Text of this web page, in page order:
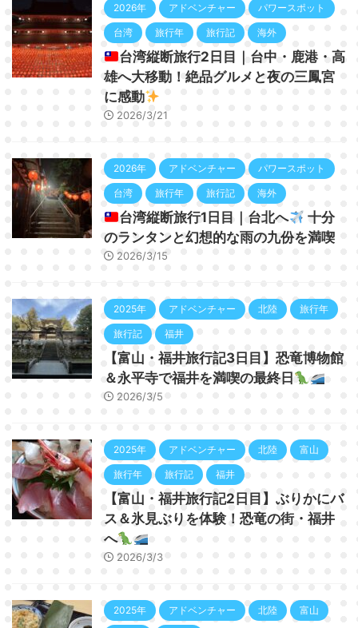
2026年 アドベンチャー パワースポット
台湾 旅行年 旅行記 海外
台湾縦断旅行2日目｜台中・鹿港・高
雄へ大移動！絶品グルメと夜の三鳳宮
に感動
2026/3/21
2026年 アドベンチャー パワースポット
台湾 旅行年 旅行記 海外
台湾縦断旅行1日目｜台北へ
十分
のランタンと幻想的な雨の九份を満喫
2026/3/15
2025年 アドベンチャー 北陸 旅行年
旅行記 福井
【富山・福井旅行記3日目】恐竜博物館
＆永平寺で福井を満喫の最終日
2026/3/5
2025年 アドベンチャー 北陸 富山
旅行年 旅行記 福井
【富山・福井旅行記2日目】ぶりかにバ
ス＆氷見ぶりを体験！恐竜の街・福井
へ
2026/3/3
2025年 アドベンチャー 北陸 富山